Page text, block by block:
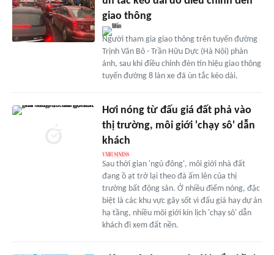
giao thông
Người tham gia giao thông trên tuyến đường
Trịnh Văn Bô - Trần Hữu Dực (Hà Nội) phản
ánh, sau khi điều chỉnh đèn tín hiệu giao thông
tuyến đường 8 làn xe đã ùn tắc kéo dài.
Hơi nóng từ đấu giá đất phả vào
thị trường, môi giới 'chạy sô' dẫn
khách
Sau thời gian 'ngủ đông', môi giới nhà đất
đang ồ ạt trở lại theo đà ấm lên của thị
trường bất động sản. Ở nhiều điểm nóng, đặc
biệt là các khu vực gây sốt vì đấu giá hay dự án
hạ tầng, nhiều môi giới kín lịch 'chạy sô' dẫn
khách đi xem đất nền.